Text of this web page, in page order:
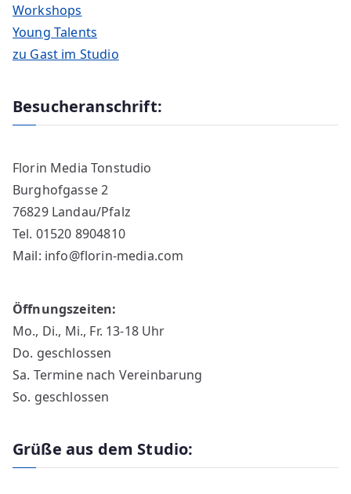
Workshops
Young Talents
zu Gast im Studio
Besucheranschrift:
Florin Media Tonstudio
Burghofgasse 2
76829 Landau/Pfalz
Tel. 01520 8904810
Mail: info@florin-media.com
Öffnungszeiten:
Mo., Di., Mi., Fr. 13-18 Uhr
Do. geschlossen
Sa. Termine nach Vereinbarung
So. geschlossen
Grüße aus dem Studio: